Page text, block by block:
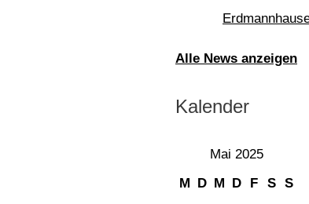
Alle News anzeigen
Kalender
Mai 2025
M D M D F S
S